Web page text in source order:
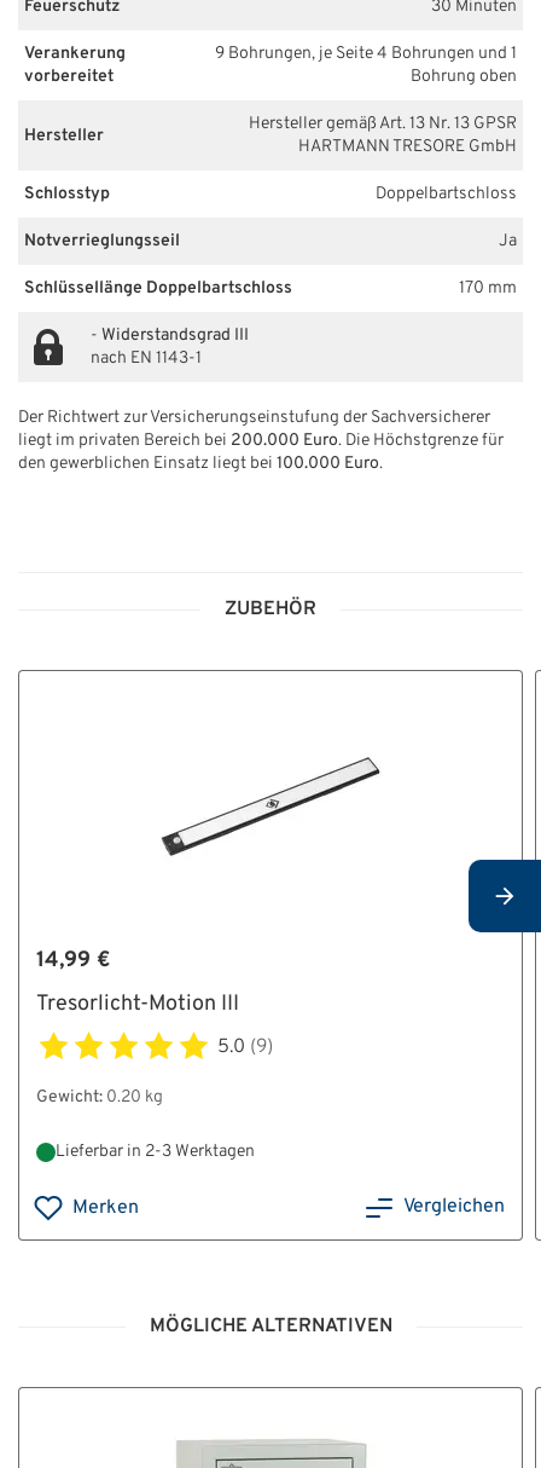
Feuerschutz 30 Minuten
Verankerung
vorbereitet
9 Bohrungen, je Seite 4 Bohrungen und 1
Bohrung oben
Hersteller
Hersteller gemäß Art. 13 Nr. 13 GPSR
HARTMANN TRESORE GmbH
Schlosstyp Doppelbartschloss
Notverrieglungsseil Ja
Schlüssellänge Doppelbartschloss 170 mm
- Widerstandsgrad III
nach EN 1143-1
Der Richtwert zur Versicherungseinstufung der Sachversicherer
liegt im privaten Bereich bei 200.000 Euro. Die Höchstgrenze für
den gewerblichen Einsatz liegt bei 100.000 Euro.
ZUBEHÖR
14,99 €
Tresorlicht-Motion III
5.0 (9)
Gewicht: 0.20 kg
Lieferbar in 2-3 Werktagen
Merken Vergleichen
MÖGLICHE ALTERNATIVEN